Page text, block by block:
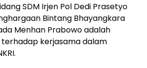
SDM Irjen Pol Dedi Prasetyo
Bintang Bhayangkara
Menhan Prabowo adalah
kerjasama dalam